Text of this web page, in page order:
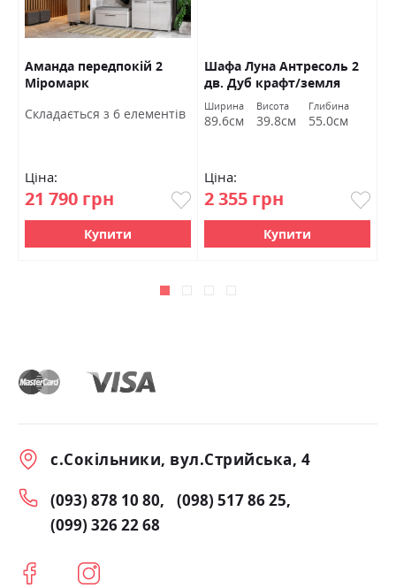
Аманда передпокій 2
Міромарк
Cкладається з 6 елементів
Ціна:
21 790 грн
Купити
Шафа Луна Антресоль 2
дв. Дуб крафт/земля
Міромарк
Ширина
89.6см
Висота
39.8см
Глибина
55.0см
Ціна:
2 355 грн
Купити
с.Сокільники, вул.Стрийська, 4
(093) 878 10 80
(098) 517 86 25
(099) 326 22 68